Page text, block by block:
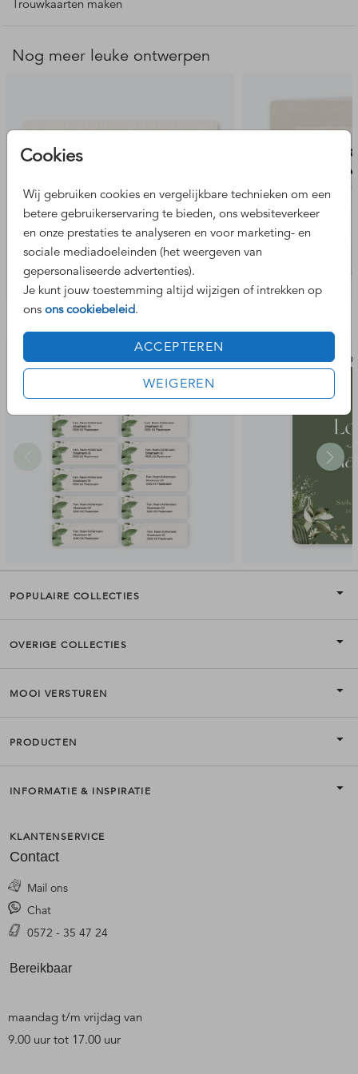
Cookies
Wij gebruiken cookies en vergelijkbare technieken om een
betere gebruikerservaring te bieden, ons websiteverkeer
en onze prestaties te analyseren en voor marketing- en
sociale mediadoeleinden (het weergeven van
gepersonaliseerde advertenties).
Je kunt jouw toestemming altijd wijzigen of intrekken op
ons ons cookiebeleid.
ACCEPTEREN
WEIGEREN
Trouwkaarten maken
Nog meer leuke ontwerpen
Bekijk de complete set
POPULAIRE COLLECTIES
OVERIGE COLLECTIES
MOOI VERSTUREN
PRODUCTEN
INFORMATIE & INSPIRATIE
KLANTENSERVICE
Contact
Mail ons
Chat
0572 - 35 47 24
Bereikbaar
maandag t/m vrijdag van
9.00 uur tot 17.00 uur